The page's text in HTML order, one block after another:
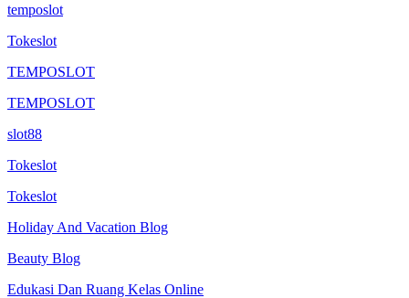
temposlot
Tokeslot
TEMPOSLOT
TEMPOSLOT
slot88
Tokeslot
Tokeslot
Holiday And Vacation Blog
Beauty Blog
Edukasi Dan Ruang Kelas Online